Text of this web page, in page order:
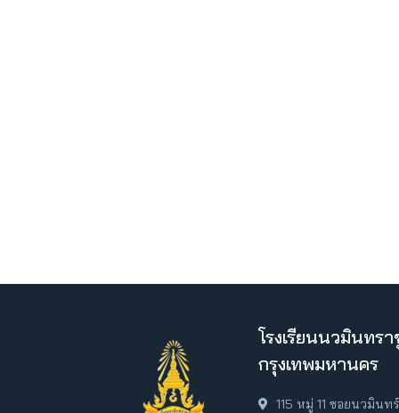
โรงเรียนนวมินทร
กรุงเทพมหานคร
115 หมู่ 11 ซอยนวมิน